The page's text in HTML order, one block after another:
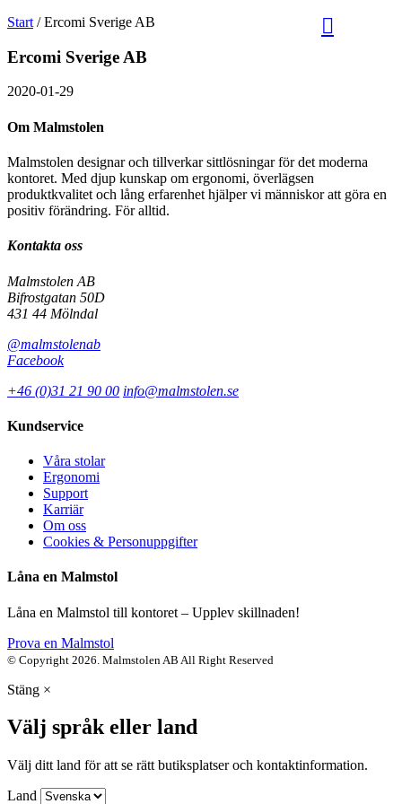
Sök
Malmstolen.se
Välj
Start /Ercomi Sverige AB
Ercomi Sverige AB
2020-01-29
Om Malmstolen
Malmstolen designar och tillverkar sittlösningar för det moderna
kontoret. Med djup kunskap om ergonomi, överlägsen
produktkvalitet och lång erfarenhet hjälper vi människor att göra en
positiv förändring. För alltid.
Kontakta oss
Malmstolen AB
Bifrostgatan 50D
431 44 Mölndal
@malmstolenab
Facebook
+46 (0)31 21 90 00 info@malmstolen.se
Kundservice
Våra stolar
Ergonomi
Support
Karriär
Om oss
Cookies & Personuppgifter
Låna en Malmstol
Låna en Malmstol till kontoret – Upplev skillnaden!
Prova en Malmstol
© Copyright 2026. Malmstolen AB All Right Reserved
Stäng ×
Välj språk eller land
Välj ditt land för att se rätt butiksplatser och kontaktinformation.
Land